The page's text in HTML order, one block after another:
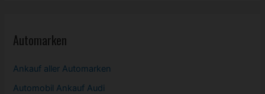
Automarken
Ankauf aller Automarken
Automobil Ankauf Audi